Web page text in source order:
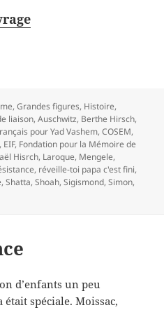
,Grandes figures, Histoire,
liaison,Auschwitz, Berthe Hirsch,
pour Yad Vashem,COSEM,
, EIF, Fondation pour la Mémoire de
Hisrch, Laroque, Mengele,
, réveille-toi papa c'est fini,
,Shatta,Shoah,Sigismond,Simon,
d’enfants un peu
était spéciale. Moissac,